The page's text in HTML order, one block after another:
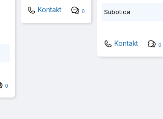
0
Kontakt 0 Subotica
Kontakt 0